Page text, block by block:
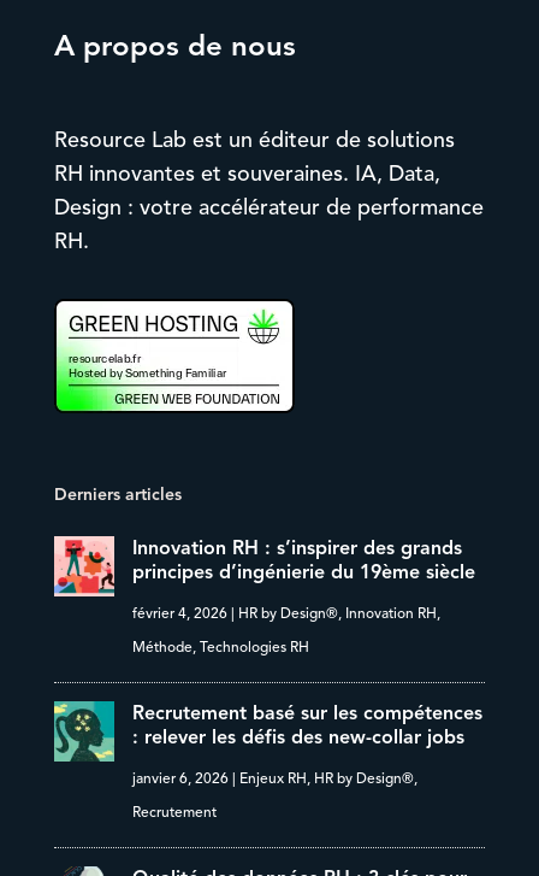
A propos de nous
Resource Lab est un éditeur de solutions
RH innovantes et souveraines. IA, Data,
Design : votre accélérateur de performance
RH.
Derniers articles
Innovation RH : s’inspirer des grands
principes d’ingénierie du 19ème siècle
février 4, 2026| HR by Design®, Innovation RH,
Méthode, Technologies RH
Recrutement basé sur les compétences
: relever les défis des new-collar jobs
janvier 6, 2026| Enjeux RH, HR by Design®,
Recrutement